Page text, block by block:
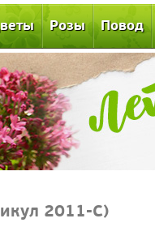
Розы Повод
2011-C)